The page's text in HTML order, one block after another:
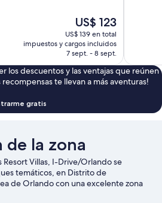
El
precio
actual
es
de
US$ 123
US$ 123
US$ 139 en total
impuestos y cargos incluidos
7 sept. - 8 sept.
los descuentos y las ventajas que reúnen
recompensas te llevan a más aventuras!
gratis
la zona
Resort Villas, I-Drive/Orlando se
temáticos, en Distrito de
de Orlando con una excelente zona
deseen hacer una actividad pueden